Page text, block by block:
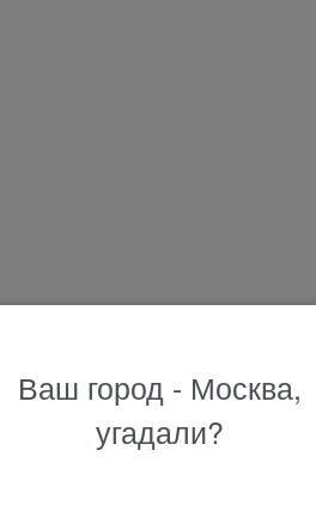
) С ВАШЕГО СТАРОГО АКБ НА
Ваш город - Москва,
угадали?